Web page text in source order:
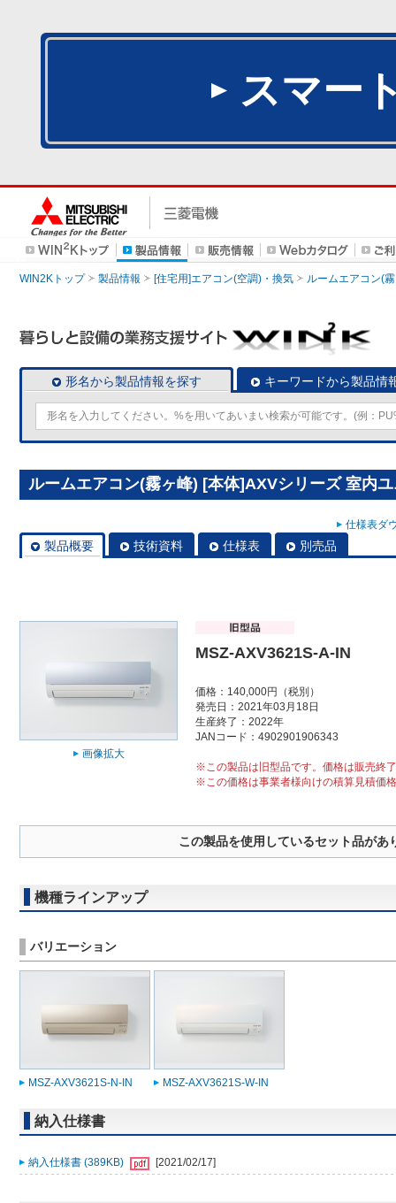
スマー
WIN2Kトップ 製品情報 [住宅用]エアコン(空調)・換気 ルームエアコン(
形名から製品情報を探す キーワードから製品情
ルームエアコン(霧ヶ峰) [本体]AXVシリーズ 室内
仕様表ダ
製品概要 技術資料 仕様表 別売品
画像拡大
MSZ-AXV3621S-A-IN
価格：140,000円（税別）
発売日：2021年03月18日
生産終了：2022年
JANコード：4902901906343
※この製品は旧型品です。価格は販売終
※この価格は事業者様向けの積算見積価
この製品を使用しているセット品があ
機種ラインアップ
バリエーション
MSZ-AXV3621S-N-IN MSZ-AXV3621S-W-IN
納入仕様書
納入仕様書 (389KB) [2021/02/17]